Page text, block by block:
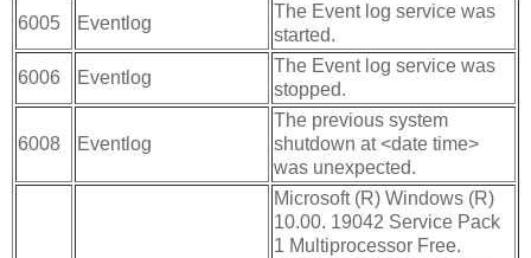
6005 Eventlog
The Event log service was
started.
6006 Eventlog
The Event log service was
stopped.
6008 Eventlog
The previous system
shutdown at <date time>
was unexpected.
Microsoft (R) Windows (R)
10.00. 19042 Service Pack
1 Multiprocessor Free.